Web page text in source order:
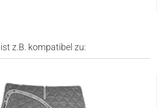
z.B. kompatibel zu: